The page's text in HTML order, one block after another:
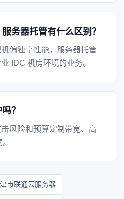
务器托管有什么区别？
偏独享性能，服务器托管
IDC 机房环境的业务。
？
风险和预算定制带宽、高
市联通云服务器